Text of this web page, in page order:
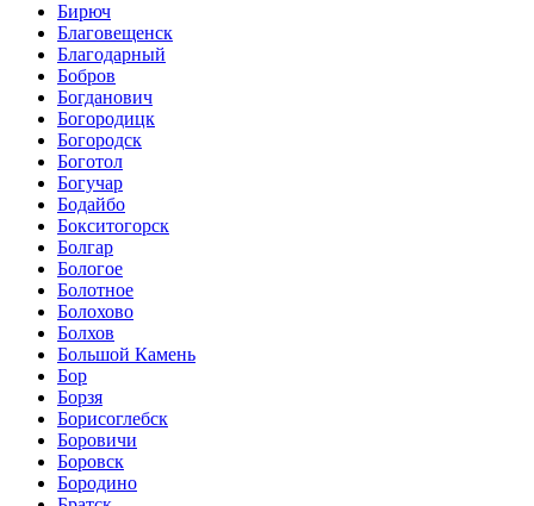
Бирюч
Благовещенск
Благодарный
Бобров
Богданович
Богородицк
Богородск
Боготол
Богучар
Бодайбо
Бокситогорск
Болгар
Бологое
Болотное
Болохово
Болхов
Большой Камень
Бор
Борзя
Борисоглебск
Боровичи
Боровск
Бородино